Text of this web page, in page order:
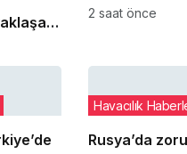
geçici
2 saat önce
Rusya’da
Havacılık